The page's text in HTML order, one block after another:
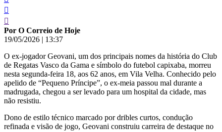
Por O Correio de Hoje
19/05/2026 | 13:37
O ex-jogador Geovani, um dos principais nomes da história do Club
de Regatas Vasco da Gama e símbolo do futebol capixaba, morreu
nesta segunda-feira 18, aos 62 anos, em Vila Velha. Conhecido pelo
apelido de “Pequeno Príncipe”, o ex-meia passou mal durante a
madrugada, chegou a ser levado para um hospital da cidade, mas
não resistiu.
Dono de estilo técnico marcado por dribles curtos, condução
refinada e visão de jogo, Geovani construiu carreira de destaque no